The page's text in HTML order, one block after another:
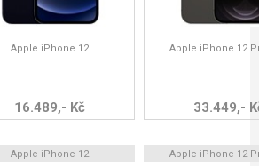
Apple iPhone 12
16.489,- Kč
Apple iPhone 12
33.449,-
Apple iPhone 12
Apple iPhone 12